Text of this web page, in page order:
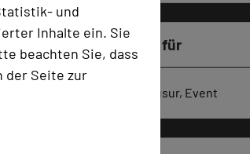
und
Inhalte ein. Sie
beachten Sie, dass
der Seite zur
Besonders geeignet für
Seminar, Konferenz, Klausur, Event